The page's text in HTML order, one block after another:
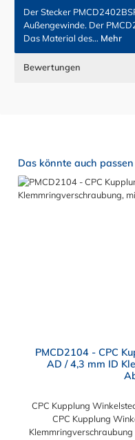
Der Stecker
Außengewinde. Der
Das Material des… Mehr
Bewertungen
Produktgalerie überspringen
Das könnte auch passen
PMCD2104 - CPC
AD / 4,3 mm ID
CPC Kupplung
CPC Kupplung